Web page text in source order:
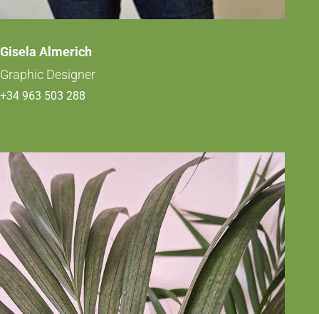
Gisela Almerich
Graphic Designer
+34 963 503 288